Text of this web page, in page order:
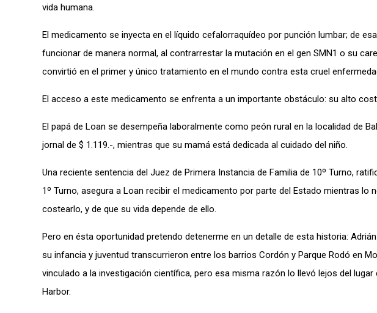
vida humana.
El medicamento se inyecta en el líquido cefalorraquídeo por punción lumbar; de
funcionar de manera normal, al contrarrestar la mutación en el gen SMN1 o su
convirtió en el primer y único tratamiento en el mundo contra esta cruel
El acceso a este medicamento se enfrenta a un importante obstáculo: su alto
El papá de Loan se desempeña laboralmente como peón rural en la localidad de
jornal de $ 1.119.-, mientras que su mamá está dedicada al cuidado del niño.
Una reciente sentencia del Juez de Primera Instancia de Familia de 10º Turno,
1º Turno, asegura a Loan recibir el medicamento por parte del Estado mientras lo
costearlo, y de que su vida depende de ello.
Pero en ésta oportunidad pretendo detenerme en un detalle de esta historia:
su infancia y juventud transcurrieron entre los barrios Cordón y Parque Rodó en
vinculado a la investigación científica, pero esa misma razón lo llevó lejos del
Harbor.